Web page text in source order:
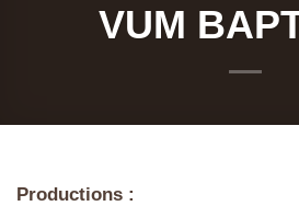
VUM
Productions :